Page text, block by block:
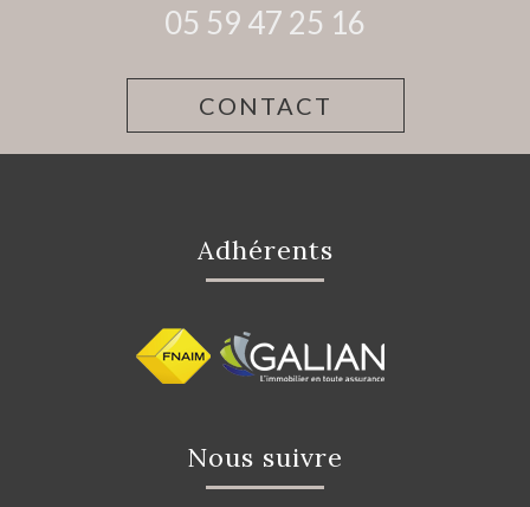
05 59 47 25 16
CONTACT
Adhérents
Nous suivre